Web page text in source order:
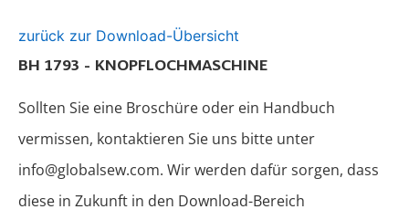
zurück zur Download-Übersicht
BH 1793 - KNOPFLOCHMASCHINE
Sollten Sie eine Broschüre oder ein Handbuch
vermissen, kontaktieren Sie uns bitte unter
info@globalsew.com. Wir werden dafür sorgen, dass
diese in Zukunft in den Download-Bereich